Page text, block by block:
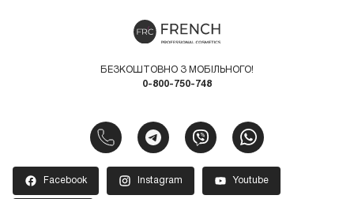
БЕЗКОШТОВНО З МОБІЛЬНОГО!
0-800-750-748
Facebook Instagram Youtube